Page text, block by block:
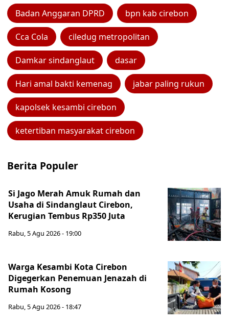
Badan Anggaran DPRD bpn kab cirebon
Cca Cola ciledug metropolitan
Damkar sindanglaut dasar
Hari amal bakti kemenag jabar paling rukun
kapolsek kesambi cirebon
ketertiban masyarakat cirebon
Berita Populer
Si Jago Merah Amuk Rumah dan
Usaha di Sindanglaut Cirebon,
Kerugian Tembus Rp350 Juta
Rabu, 5 Agu 2026 - 19:00
Warga Kesambi Kota Cirebon
Digegerkan Penemuan Jenazah di
Rumah Kosong
Rabu, 5 Agu 2026 - 18:47